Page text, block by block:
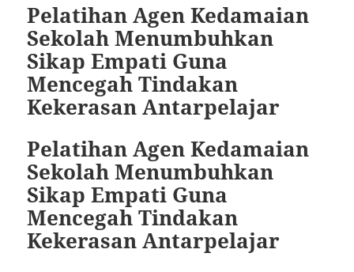
Pelatihan Agen Kedamaian
Sekolah Menumbuhkan
Sikap Empati Guna
Mencegah Tindakan
Kekerasan Antarpelajar
Pelatihan Agen Kedamaian
Sekolah Menumbuhkan
Sikap Empati Guna
Mencegah Tindakan
Kekerasan Antarpelajar